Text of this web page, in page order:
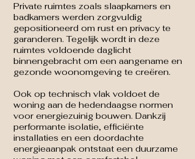
Private ruimtes zoals slaapkamers en
badkamers werden zorgvuldig
gepositioneerd om rust en privacy te
garanderen. Tegelijk wordt in deze
ruimtes voldoende daglicht
binnengebracht om een aangename en
gezonde woonomgeving te creëren.
Ook op technisch vlak voldoet de
woning aan de hedendaagse normen
voor energiezuinig bouwen. Dankzij
performante isolatie, efficiënte
installaties en een doordachte
energieaanpak ontstaat een duurzame